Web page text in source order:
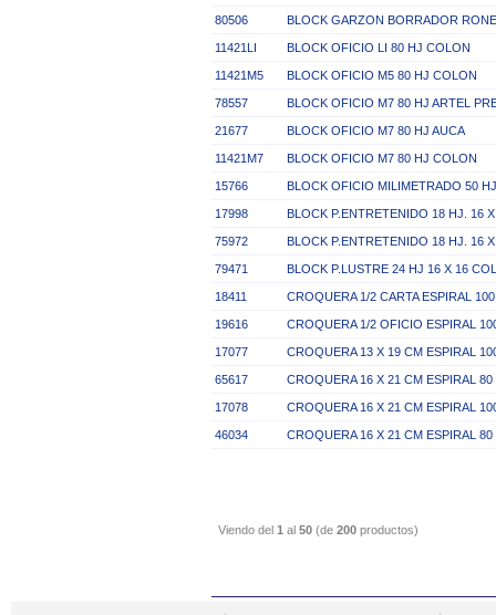
80506 BLOCK GARZON BORRADOR
11421LI BLOCK OFICIO LI 80 HJ COLON
11421M5 BLOCK OFICIO M5 80 HJ COLON
78557 BLOCK OFICIO M7 80 HJ ARTEL
21677 BLOCK OFICIO M7 80 HJ AUCA
11421M7 BLOCK OFICIO M7 80 HJ COLON
15766 BLOCK OFICIO MILIMETRADO 50
17998 BLOCK P.ENTRETENIDO 18 HJ. 16
75972 BLOCK P.ENTRETENIDO 18 HJ. 16
79471 BLOCK P.LUSTRE 24 HJ 16 X 16
18411 CROQUERA 1/2 CARTA ESPIRAL
19616 CROQUERA 1/2 OFICIO ESPIRAL
17077 CROQUERA 13 X 19 CM ESPIRAL
65617 CROQUERA 16 X 21 CM ESPIRAL 80
17078 CROQUERA 16 X 21 CM ESPIRAL
46034 CROQUERA 16 X 21 CM ESPIRAL
Viendo del 1 al 50 (de 200 productos)